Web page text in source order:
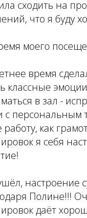
сходить на
что я буду
моего
время
классные
в зал -
с персональным
работу, как
я себя
настроение
Полине!!!
даёт